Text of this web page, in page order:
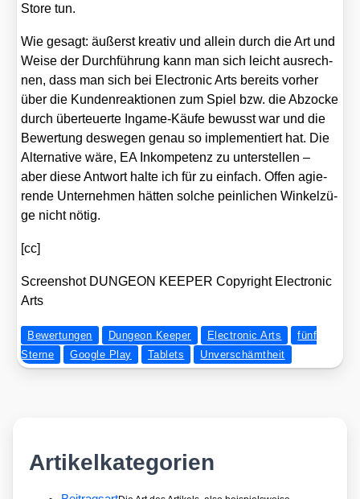
Store tun.
Wie gesagt: äußerst krea­tiv und allein durch die Art und
Wei­se der Durch­füh­rung kann man sich leicht aus­rech­
nen, dass man sich bei Elec­tro­nic Arts bereits vor­her
über die Kun­den­re­ak­tio­nen zum Spiel bzw. die Abzo­cke
durch über­teu­er­te Ingame-Käu­fe bewusst war und die
Bewer­tung des­we­gen genau so imple­men­tiert hat. Die
Alter­na­ti­ve wäre, EA Inkom­pe­tenz zu unter­stel­len –
aber die­se Ant­wort hal­te ich für zu ein­fach. Offen agie­
ren­de Unter­neh­men hät­ten sol­che pein­li­chen Win­kel­zü­
ge nicht nötig.
[cc]
Screen­shot DUNGEON KEEPER Copy­right Elec­tro­nic
Arts
Bewertungen Dungeon Keeper Electronic Arts
fünf
Sterne
Google Play Tablets Unverschämtheit
Artikelkategorien